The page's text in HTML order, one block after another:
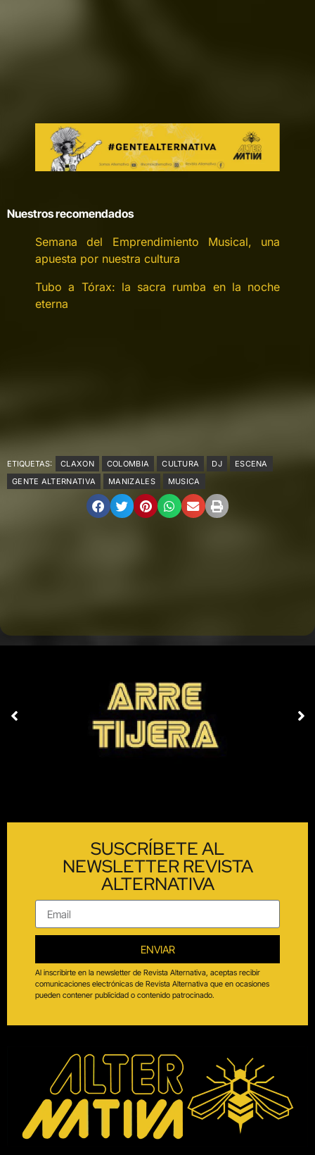
Nuestros recomendados
Semana del Emprendimiento Musical, una
apuesta por nuestra cultura
Tubo a Tórax: la sacra rumba en la noche
eterna
ETIQUETAS: CLAXON COLOMBIA CULTURA DJ
ESCENA
GENTE ALTERNATIVA
MANIZALES MUSICA
SUSCRÍBETE AL
NEWSLETTER REVISTA
ALTERNATIVA
ENVIAR
Al inscribirte en la newsletter de Revista Alternativa, aceptas recibir
comunicaciones electrónicas de Revista Alternativa que en ocasiones
pueden contener publicidad o contenido patrocinado.